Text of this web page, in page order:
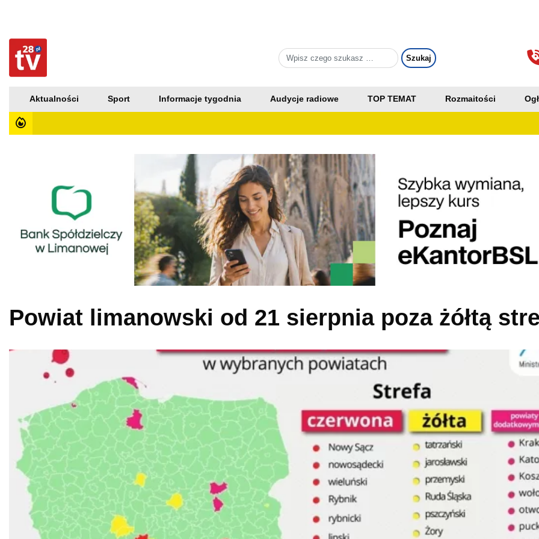
Aktualności Sport Informacje tygodnia Audycje radiowe TOP TEMAT Rozmaitości
Powiat limanowski od 21 sierpnia poza żółtą